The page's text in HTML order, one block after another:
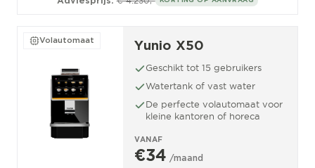
Volautomaat Yunio X50
Geschikt tot 15 gebruikers
Watertank of vast water
De perfecte volautomaat voor
kleine kantoren of horeca
VANAF
€34 /maand